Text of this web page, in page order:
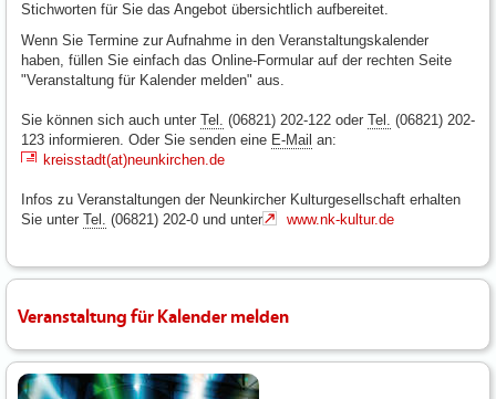
Stichworten für Sie das Angebot übersichtlich aufbereitet.
Wenn Sie Termine zur Aufnahme in den Veranstaltungskalender
haben, füllen Sie einfach das Online-Formular auf der rechten Seite
"Veranstaltung für Kalender melden" aus.
Sie können sich auch unter Tel. (06821) 202-122 oder Tel. (06821) 202-
123 informieren. Oder Sie senden eine E-Mail an:
kreisstadt(at)neunkirchen.de
Infos zu Veranstaltungen der Neunkircher Kulturgesellschaft erhalten
Sie unter Tel. (06821) 202-0 und unter www.nk-kultur.de
Veranstaltung für Kalender melden